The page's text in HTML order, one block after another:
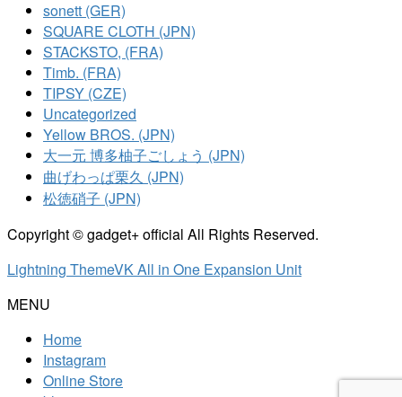
sonett (GER)
SQUARE CLOTH (JPN)
STACKSTO, (FRA)
Timb. (FRA)
TIPSY (CZE)
Uncategorized
Yellow BROS. (JPN)
大一元 博多柚子ごしょう (JPN)
曲げわっぱ栗久 (JPN)
松徳硝子 (JPN)
Copyright © gadget+ official All Rights Reserved.
Lightning ThemeVK All in One Expansion Unit
MENU
Home
Instagram
Online Store